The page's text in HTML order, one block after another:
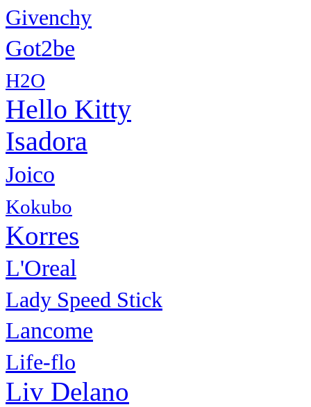
Givenchy
Got2be
H2O
Hello Kitty
Isadora
Joico
Kokubo
Korres
L'Oreal
Lady Speed Stick
Lancome
Life-flo
Liv Delano